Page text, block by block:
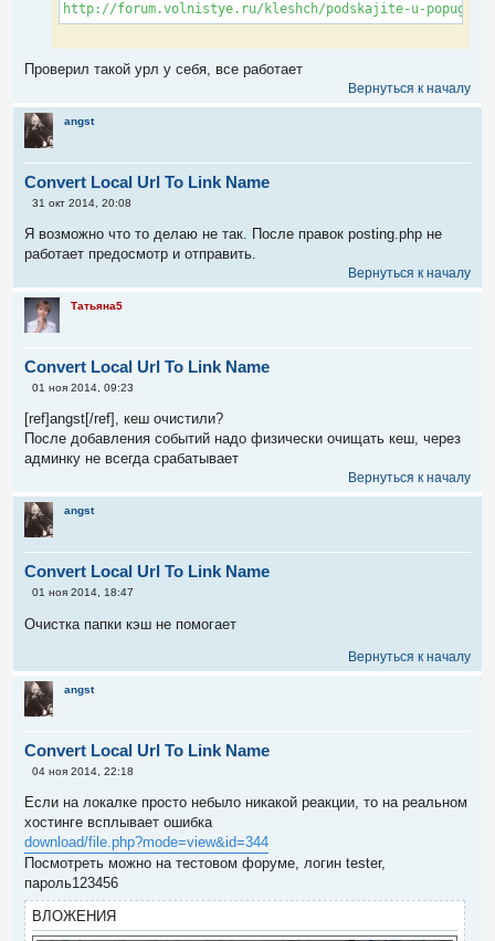
http://forum.volnistye.ru/kleshch/podskajite-u-
Проверил такой урл у себя, все работает
Вернуться к началу
angst
Convert Local Url To Link Name
С
о
б
щ
е
31 окт 2014, 20:08
Я возможно что то делаю не так. После правок posting.php не
работает предосмотр и отправить.
Вернуться к началу
Татьяна5
Convert Local Url To Link Name
С
б
щ
н
01 ноя 2014, 09:23
[ref]angst[/ref], кеш очистили?
После добавления событий надо физически очищать кеш, через
админку не всегда срабатывает
Вернуться к началу
angst
Convert Local Url To Link Name
С
о
б
н
и
е
01 ноя 2014, 18:47
Очистка папки кэш не помогает
Вернуться к началу
angst
Convert Local Url To Link Name
С
о
б
щ
н
и
04 ноя 2014, 22:18
Если на локалке просто небыло никакой реакции, то на реальном
хостинге всплывает ошибка
download/file.php?mode=view&id=344
Посмотреть можно на тестовом форуме, логин tester,
пароль123456
ВЛОЖЕНИЯ